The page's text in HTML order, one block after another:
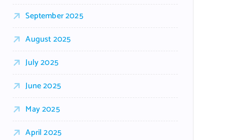
September 2025
August 2025
July 2025
June 2025
May 2025
April 2025